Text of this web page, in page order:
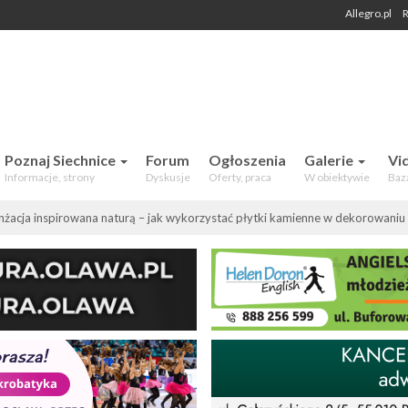
Aktualności,
Allegro.pl
Poznaj Siechnice
Informacje, strony
Forum
Dyskusje
Ogłoszenia
Oferty, praca
Galerie
W obiektywie
inspirowana naturą – jak wykorzystać płytki kamienne w